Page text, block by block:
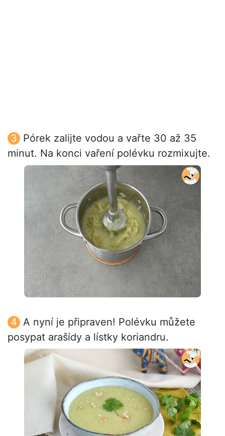
Pórek zalijte vodou a vařte 30 až 35
minut. Na konci vaření polévku rozmixujte.
A nyní je připraven! Polévku můžete
posypat arašídy a lístky koriandru.